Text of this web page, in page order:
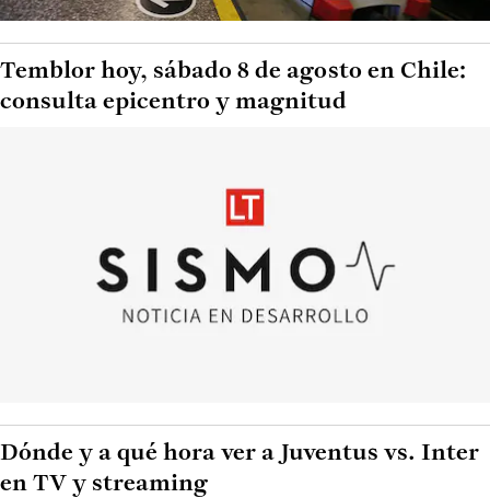
Temblor hoy, sábado 8 de agosto en Chile:
consulta epicentro y magnitud
Dónde y a qué hora ver a Juventus vs. Inter
en TV y streaming